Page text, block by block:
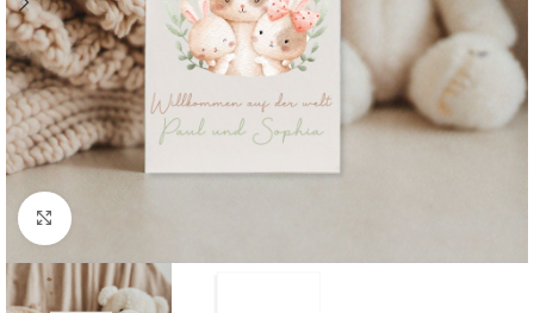
Klicken Sie hier, um zu vergrößern